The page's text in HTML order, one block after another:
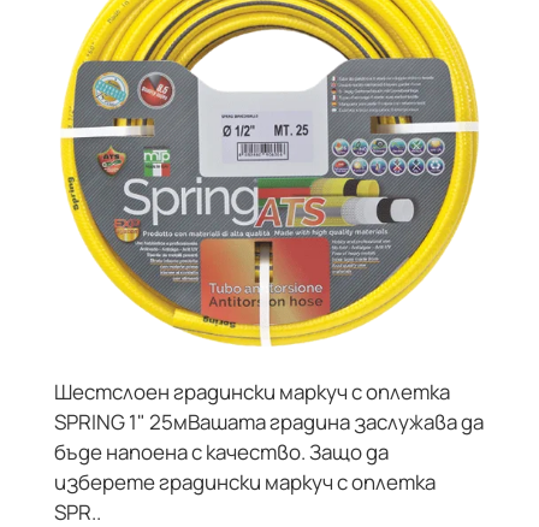
Шестслоен градински маркуч с оплетка
SPRING 1" 25мВашата градина заслужава да
бъде напоена с качество. Защо да
изберете градински маркуч с оплетка
SPR..